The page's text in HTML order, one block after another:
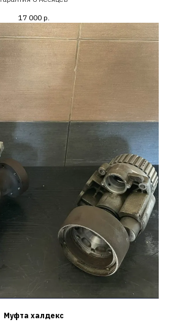
17 000 р.
Муфта халдекс